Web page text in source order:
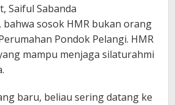
Saiful Sabanda
sosok HMR bukan orang
Pondok Pelangi. HMR
mampu menjaga silaturahmi
baru, beliau sering datang ke